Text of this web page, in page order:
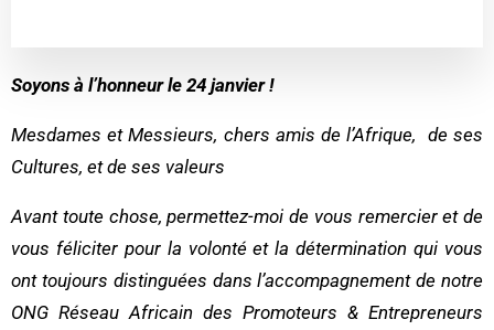
Soyons à l’honneur le 24 janvier !
Mesdames et Messieurs, chers amis de l’Afrique, de ses
Cultures, et de ses valeurs
Avant toute chose, permettez-moi de vous remercier et de
vous féliciter pour la volonté et la détermination qui vous
ont toujours distinguées dans l’accompagnement de notre
ONG Réseau Africain des Promoteurs & Entrepreneurs